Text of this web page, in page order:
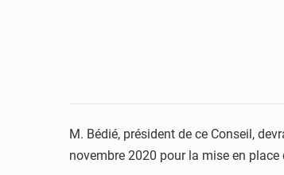
M. Bédié, président de ce Conseil,
novembre 2020 pour la mise en place